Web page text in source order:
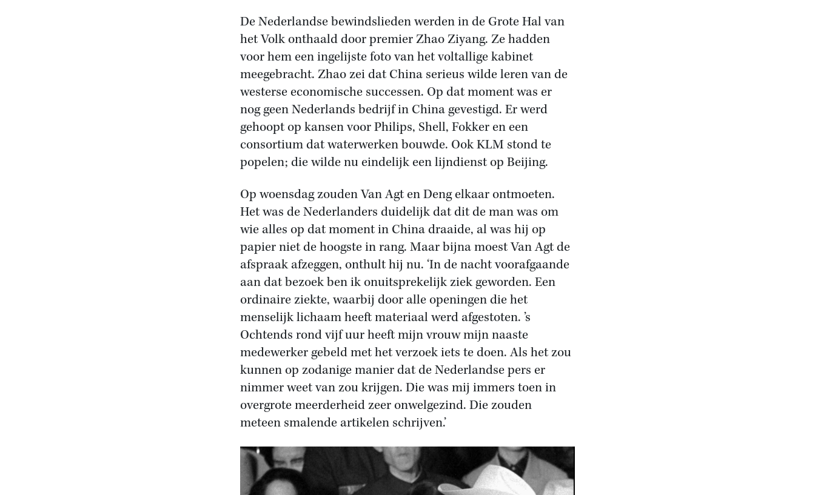
De Nederlandse bewindslieden werden in de Grote Hal van
het Volk onthaald door premier Zhao Ziyang. Ze hadden
voor hem een ingelijste foto van het voltallige kabinet
meegebracht. Zhao zei dat China serieus wilde leren van de
westerse economische successen. Op dat moment was er
nog geen Nederlands bedrijf in China gevestigd. Er werd
gehoopt op kansen voor Philips, Shell, Fokker en een
consortium dat waterwerken bouwde. Ook KLM stond te
popelen; die wilde nu eindelijk een lijndienst op Beijing.
Op woensdag zouden Van Agt en Deng elkaar ontmoeten.
Het was de Nederlanders duidelijk dat dit de man was om
wie alles op dat moment in China draaide, al was hij op
papier niet de hoogste in rang. Maar bijna moest Van Agt de
afspraak afzeggen, onthult hij nu. ‘In de nacht voorafgaande
aan dat bezoek ben ik onuitsprekelijk ziek geworden. Een
ordinaire ziekte, waarbij door alle openingen die het
menselijk lichaam heeft materiaal werd afgestoten. ’s
Ochtends rond vijf uur heeft mijn vrouw mijn naaste
medewerker gebeld met het verzoek iets te doen. Als het zou
kunnen op zodanige manier dat de Nederlandse pers er
nimmer weet van zou krijgen. Die was mij immers toen in
overgrote meerderheid zeer onwelgezind. Die zouden
meteen smalende artikelen schrijven.’